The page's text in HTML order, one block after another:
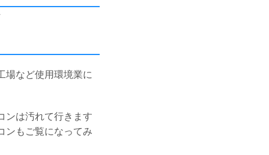
場など使用環境業に
ンは汚れて行きます
ンもご覧になってみ